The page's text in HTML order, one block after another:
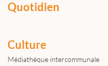
Quotidien
Culture
Médiathèque intercommunale